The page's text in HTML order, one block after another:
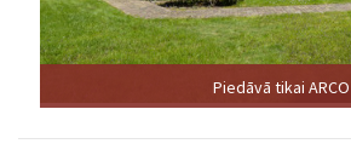
Piedāvā tikai ARCO